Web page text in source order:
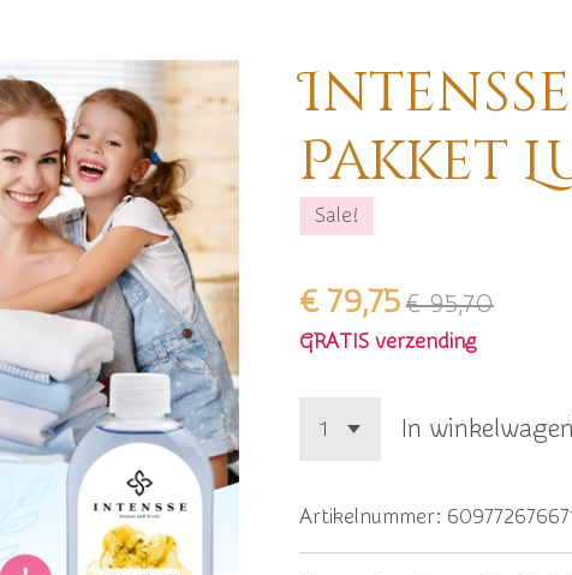
Pakket
Sale!
€ 79,75 € 95,70
GRATIS verzending
In winkelwagen
Artikelnummer: